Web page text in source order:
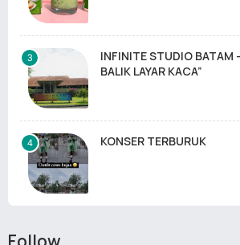
INFINITE STUDIO BATAM
BALIK LAYAR KACA”
KONSER TERBURUK